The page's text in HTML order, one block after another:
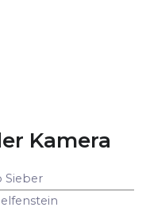
Kamera
Sieber